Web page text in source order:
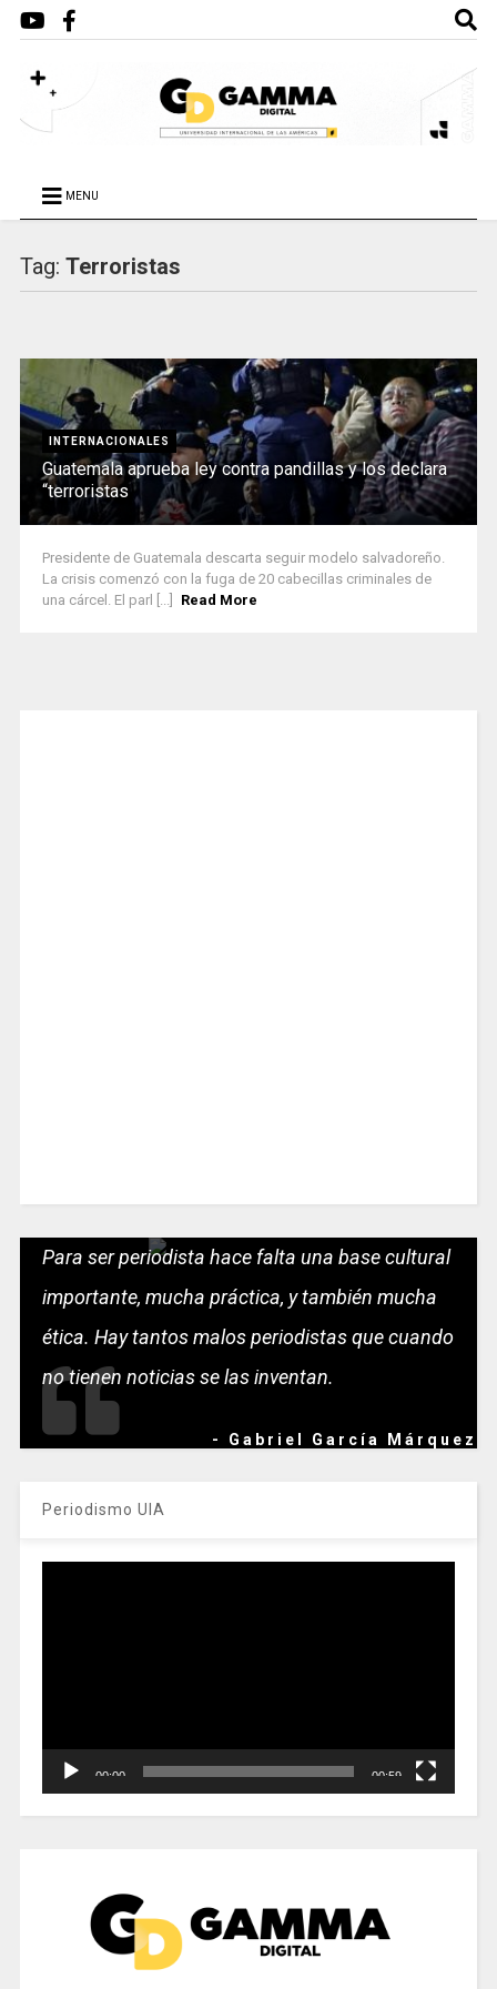
MENU
Tag: Terroristas
INTERNACIONALES
Guatemala aprueba ley contra pandillas y los declara
“terroristas
Presidente de Guatemala descarta seguir modelo salvadoreño.
La crisis comenzó con la fuga de 20 cabecillas criminales de
una cárcel. El parl [...]
Read More
Para ser periodista hace falta una base cultural
importante, mucha práctica, y también mucha
ética. Hay tantos malos periodistas que cuando
no tienen noticias se las inventan.
- Gabriel García Márquez
Periodismo UIA
00:00 00:59